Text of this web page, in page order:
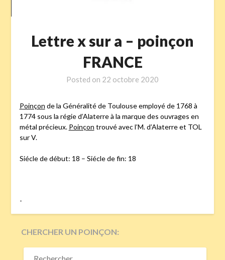
Lettre x sur a – poinçon
FRANCE
Posted on 22 octobre 2020
Poinçon de la Généralité de Toulouse employé de 1768 à
1774 sous la régie d’Alaterre à la marque des ouvrages en
métal précieux. Poinçon trouvé avec l’M. d’Alaterre et TOL
sur V.
Siécle de début: 18 – Siécle de fin: 18
-
CHERCHER UN POINÇON:
RECHERCHER :